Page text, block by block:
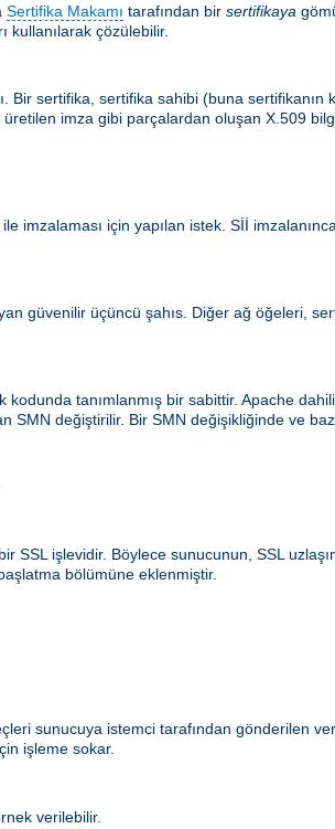
Sertifika Makamı tarafından bir sertifikaya
kullanılarak çözülebilir.
sertifika, sertifika sahibi (buna sertifikanın
imza gibi parçalardan oluşan X.509
ile imzalaması için yapılan istek. Sİİ
güvenilir üçüncü şahıs. Diğer ağ öğeleri,
tanımlanmış bir sabittir. Apache
SMN değiştirilir. Bir SMN değişikliğinde ve
SSL işlevidir. Böylece sunucunun, SSL
bölümüne eklenmiştir.
sunucuya istemci tarafından gönderilen
işleme sokar.
verilebilir.